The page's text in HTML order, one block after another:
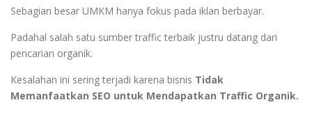
Sebagian besar UMKM hanya fokus pada iklan berbayar.
Padahal salah satu sumber traffic terbaik justru datang dari
pencarian organik.
Kesalahan ini sering terjadi karena bisnis Tidak
Memanfaatkan SEO untuk Mendapatkan Traffic Organik.